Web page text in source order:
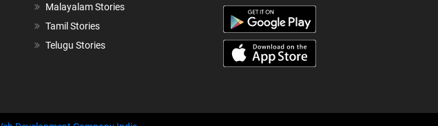
Malayalam Stories
Tamil Stories
Telugu Stories